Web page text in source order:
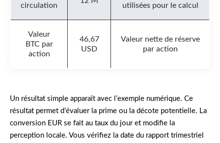
circulation utilisées pour le calcul
Valeur
BTC par
action
46,67
USD
Valeur nette de réserve
par action
Un résultat simple apparaît avec l’exemple numérique. Ce
résultat permet d’évaluer la prime ou la décote potentielle. La
conversion EUR se fait au taux du jour et modifie la
perception locale. Vous vérifiez la date du rapport trimestriel